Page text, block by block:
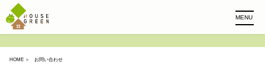
MENU
HOME ＞ お問い合わせ